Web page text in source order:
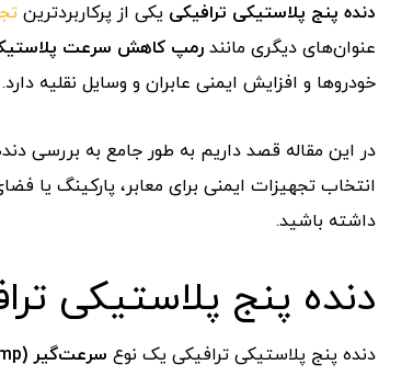
دنده پنج پلاستیکی ترافیکی یکی از پرکاربردترین
عنوان‌های دیگری مانند رمپ کاهش سرعت
خودروها و افزایش ایمنی عابران و وسایل نقلیه دارد.
در این مقاله قصد داریم به طور جامع به بررسی
انتخاب تجهیزات ایمنی برای معابر، پارکینگ یا
داشته باشید.
دنده پنج پلاستیکی
دنده پنج پلاستیکی ترافیکی یک نوع سرعت‌گیر (